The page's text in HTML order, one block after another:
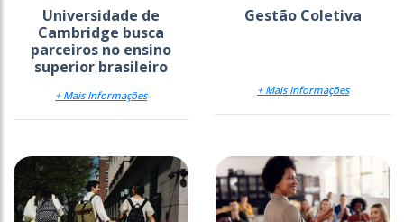
Universidade de
Cambridge busca
parceiros no ensino
superior brasileiro
+ Mais Informações
Gestão Coletiva
+ Mais Informações